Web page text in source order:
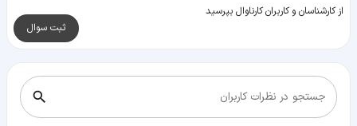
از کارشناسان و کاربران کارناوال بپرسید
ثبت سوال
جستجو در نظرات کاربران